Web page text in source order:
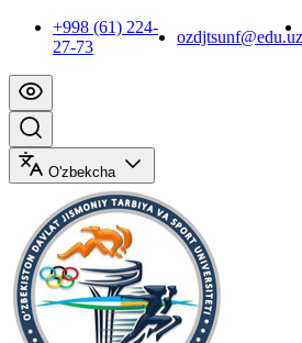
+998 (61) 224-
27-73
O'zbekcha